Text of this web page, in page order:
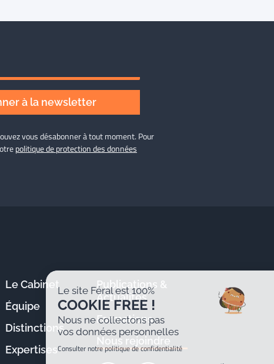
à la newsletter
vous désabonner à tout moment. Pour
politique de protection des données
Le Cabinet
Équipe
Distinctions
Expertises
Publications &
Actualités
Formations
Nous rejoindre
Le site Féral est 100%
COOKIE FREE !
Nous ne collectons pas
vos données personnelles
Consulter notre politique de confidentialité